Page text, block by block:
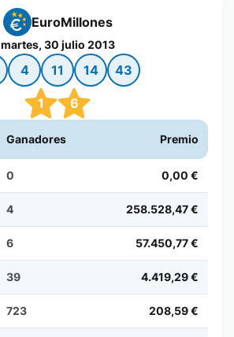
EuroMillones
martes, 30 julio 2013
4 11 14 43
1 6
Ganadores Premio
0 0,00 €
4 258.528,47 €
6 57.450,77 €
39 4.419,29 €
723 208,59 €